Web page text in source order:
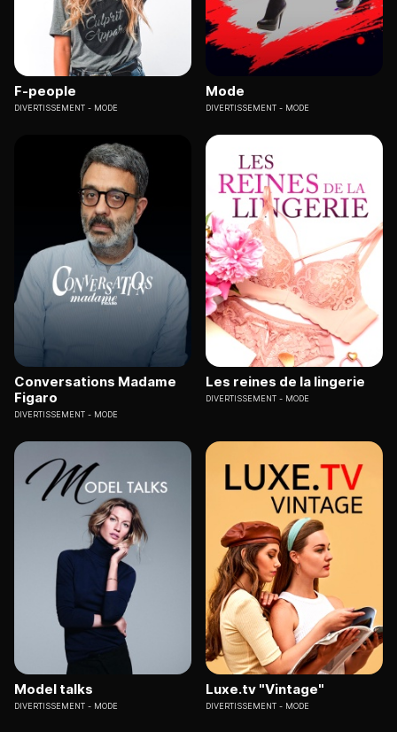
F-people
DIVERTISSEMENT MODE
Mode
DIVERTISSEMENT MODE
Conversations Madame
Figaro
DIVERTISSEMENT MODE
Les reines de la lingerie
DIVERTISSEMENT MODE
Model talks
DIVERTISSEMENT MODE
Luxe.tv "Vintage"
DIVERTISSEMENT MODE